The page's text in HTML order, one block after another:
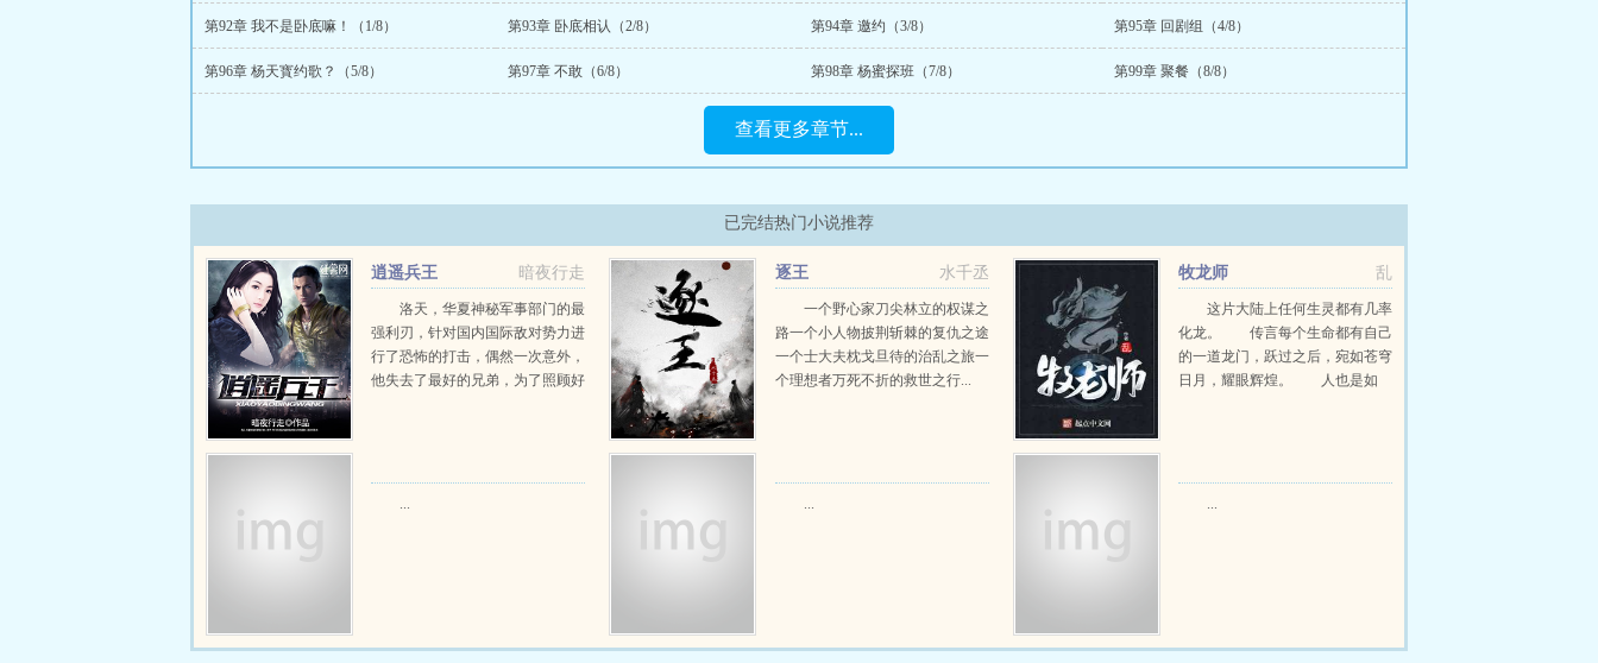
第92章 我不是卧底嘛！（1/8） 第93章 卧底相认（2/8） 第94章 邀约（3/8） 第95章 回剧组（4/8）
第96章 杨天寳约歌？（5/8） 第97章 不敢（6/8） 第98章 杨蜜探班（7/8） 第99章 聚餐（8/8）
查看更多章节...
已完结热门小说推荐
暗夜行走
逍遥兵王
洛天，华夏神秘军事部门的最
强利刃，针对国内国际敌对势力进
行了恐怖的打击，偶然一次意外，
他失去了最好的兄弟，为了照顾好
水千丞
逐王
一个野心家刀尖林立的权谋之
路一个小人物披荆斩棘的复仇之途
一个士大夫枕戈旦待的治乱之旅一
个理想者万死不折的救世之行...
乱
牧龙师
这片大陆上任何生灵都有几率
化龙。 传言每个生命都有自己
的一道龙门，跃过之后，宛如苍穹
日月，耀眼辉煌。 人也是如
... ... ...